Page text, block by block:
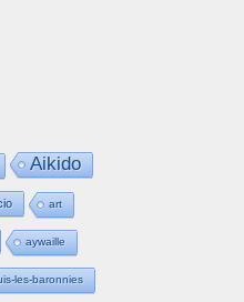
Aikido
art
aywaille
les-baronnies